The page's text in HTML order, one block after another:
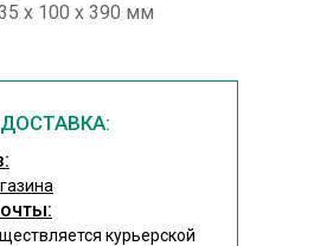
х 100 х 390 мм
ДОСТАВКА:
курьерской